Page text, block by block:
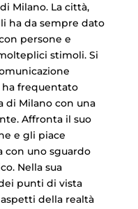
Milano. La città,
ha da sempre dato
persone e
stimoli. Si
ha frequentato
di Milano con una
Affronta il suo
e gli piace
con uno sguardo
Nella sua
punti di vista
della realtà